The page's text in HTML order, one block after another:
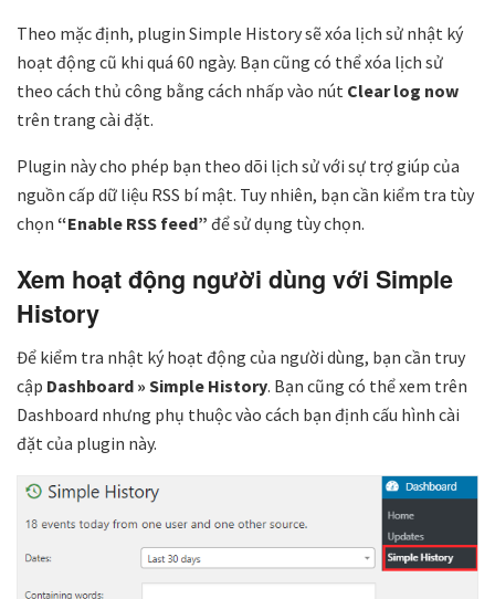
Theo mặc định, plugin Simple History sẽ xóa lịch sử nhật ký
hoạt động cũ khi quá 60 ngày. Bạn cũng có thể xóa lịch sử
theo cách thủ công bằng cách nhấp vào nút Clear log now
trên trang cài đặt.
Plugin này cho phép bạn theo dõi lịch sử với sự trợ giúp của
nguồn cấp dữ liệu RSS bí mật. Tuy nhiên, bạn cần kiểm tra tùy
chọn “Enable RSS feed” để sử dụng tùy chọn.
Xem hoạt động người dùng với Simple
History
Để kiểm tra nhật ký hoạt động của người dùng, bạn cần truy
cập Dashboard » Simple History. Bạn cũng có thể xem trên
Dashboard nhưng phụ thuộc vào cách bạn định cấu hình cài
đặt của plugin này.